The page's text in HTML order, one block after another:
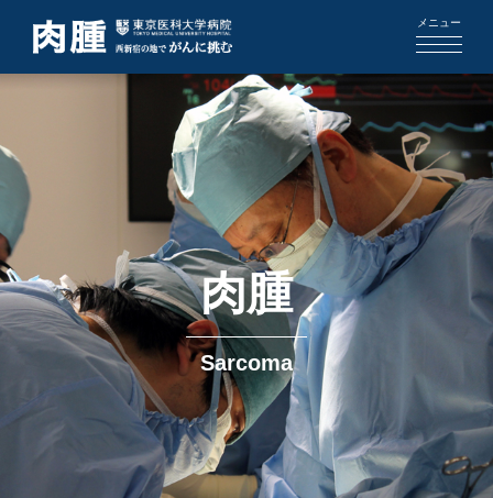
メニュー
肉腫
Sarcoma